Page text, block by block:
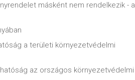
másként nem rendelkezik - a
a területi környezetvédelmi
az országos környezetvédelmi